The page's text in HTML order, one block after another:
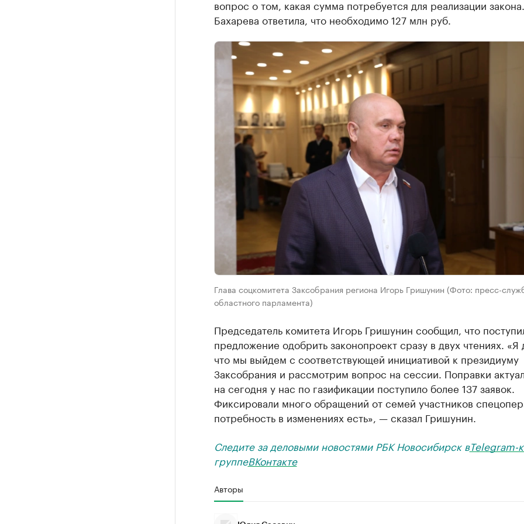
вопрос о том, какая сумма потребуется для реализации закона.
Бахарева ответила, что необходимо 127 млн руб.
Глава соцкомитета Заксобрания региона Игорь Гришунин (Фото: пресс-
областного парламента)
Председатель комитета Игорь Гришунин сообщил, что
предложение одобрить законопроект сразу в двух чтениях.
что мы выйдем с соответствующей инициативой к президиуму
Заксобрания и рассмотрим вопрос на сессии. Поправки
на сегодня у нас по газификации поступило более 137 заявок.
Фиксировали много обращений от семей участников
потребность в изменениях есть», — сказал Гришунин.
Следите за деловыми новостями РБК Новосибирск вTelegram-
группеВКонтакте
Авторы